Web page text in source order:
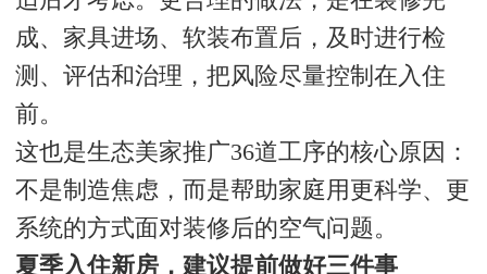
成、家具进场、软装布置后，及时进行检
测、评估和治理，把风险尽量控制在入住
前。
这也是生态美家推广36道工序的核心原因：
不是制造焦虑，而是帮助家庭用更科学、更
系统的方式面对装修后的空气问题。
夏季入住新房，建议提前做好三件事